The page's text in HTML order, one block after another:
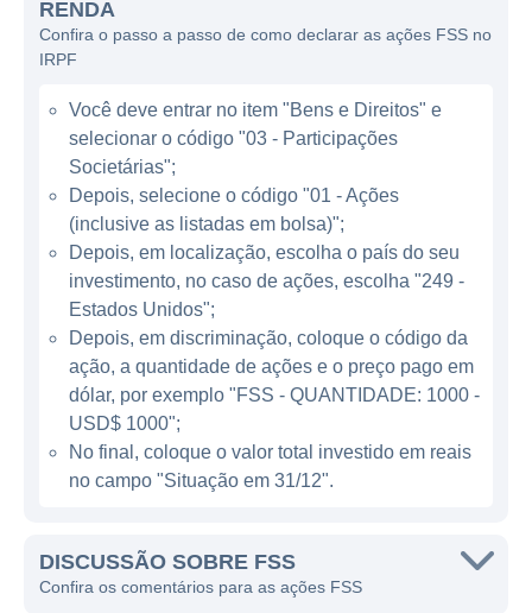
A companhia garante a transparência e a
segurança em suas operações, o que a torna
uma opção sólida para aqueles que buscam
adquirir bens de forma planejada e sem
sobrecargas de juros. O modelo de negócios
da FSS se baseia em taxas de administração
e a mensalidade paga pelos participantes, o
que a permite manter um fluxo contínuo de
receitas, fazendo com que a empresa se
mantenha saudável e competitiva no
mercado.
ATUAÇÃO DA FSS
A FSS opera em um mercado com grande
econômica de muitos brasileiros, que
buscam maneiras de adquirir bens de forma
RENDA
Confira o passo a passo de como declarar as ações FSS no
IRPF
Você deve entrar no item "Bens e Direitos" e
selecionar o código "03 - Participações
Societárias";
Depois, selecione o código "01 - Ações
(inclusive as listadas em bolsa)";
Depois, em localização, escolha o país do seu
investimento, no caso de ações, escolha "249 -
Estados Unidos";
Depois, em discriminação, coloque o código da
ação, a quantidade de ações e o preço pago em
dólar, por exemplo "FSS - QUANTIDADE: 1000 -
USD$ 1000";
No final, coloque o valor total investido em reais
no campo "Situação em 31/12".
DISCUSSÃO SOBRE FSS
Confira os comentários para as ações FSS